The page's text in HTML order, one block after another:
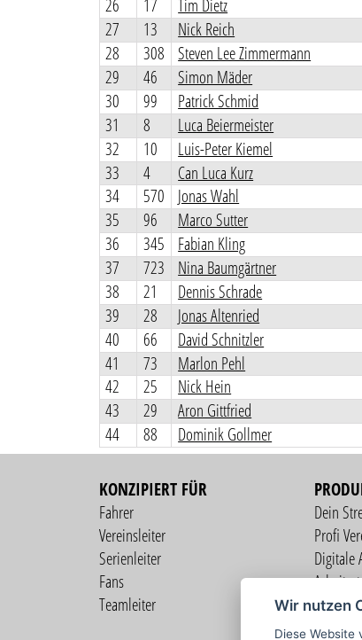
26
17 Tim Dietz
27
13 Nick Reich
28
308 Steven Lee Zimmermann
29
46 Simon Mäder
30
99 Patrick Schmid
31
8 Luca Beiermeister
32
10 Luis-Peter Kiemel
33
4 Can Luca Kurz
34
570 Jonas Wahl
35
96 Marco Sutter
36
345 Fabian Kling
37
723 Nina Baumgärtner
38
21 Dennis Schrade
39
28 Jonas Altenried
40
66 David Schnitzler
41
73 Marlon Pehl
42
25 Nick Hein
43
29 Aron Gittfried
44
88 Dominik Gollmer
KONZIPIERT FÜR
Fahrer
Vereinsleiter
Serienleiter
Fans
Teamleiter
Dein
Profi
Digitale
Live
Wir nutzen
Diese Website